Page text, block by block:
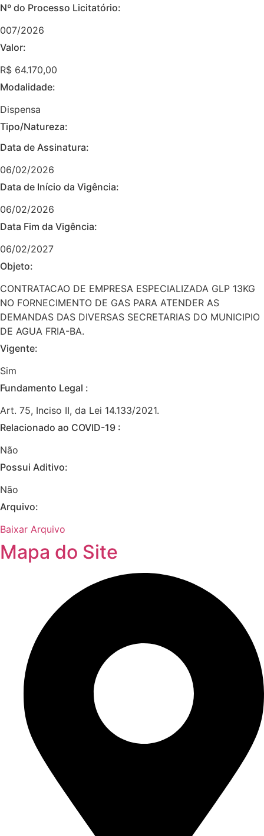
Nº do Processo Licitatório:
007/2026
Valor:
R$ 64.170,00
Modalidade:
Dispensa
Tipo/Natureza:
Data de Assinatura:
06/02/2026
Data de Início da Vigência:
06/02/2026
Data Fim da Vigência:
06/02/2027
Objeto:
CONTRATACAO DE EMPRESA ESPECIALIZADA GLP 13KG
NO FORNECIMENTO DE GAS PARA ATENDER AS
DEMANDAS DAS DIVERSAS SECRETARIAS DO MUNICIPIO
DE AGUA FRIA-BA.
Vigente:
Sim
Fundamento Legal :​
Art. 75, Inciso II, da Lei 14.133/2021.
Relacionado ao COVID-19 :​
Não
Possui Aditivo:​
Não
Arquivo:
Baixar Arquivo
Mapa do Site